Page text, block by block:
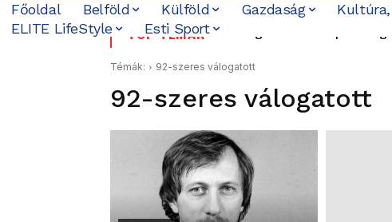
Főoldal Belföld Külföld Gazdaság
ELITE LifeStyle
Esti Sport
TOP TÉMÁK Boldog Születésnapot
Témák: 92-szeres válogatott
92-szeres válogatott